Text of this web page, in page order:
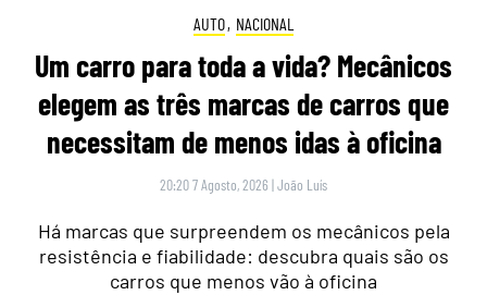
AUTO, NACIONAL
Um carro para toda a vida? Mecânicos
elegem as três marcas de carros que
necessitam de menos idas à oficina
20:20 7 Agosto, 2026 |João Luís
Há marcas que surpreendem os mecânicos pela
resistência e fiabilidade: descubra quais são os
carros que menos vão à oficina